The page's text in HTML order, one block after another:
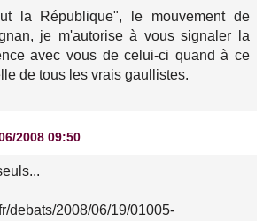
la République", le mouvement de
je m'autorise à vous signaler la
avec vous de celui-ci quand à ce
de tous les vrais gaullistes.
2008 09:50
debats/2008/06/19/01005-